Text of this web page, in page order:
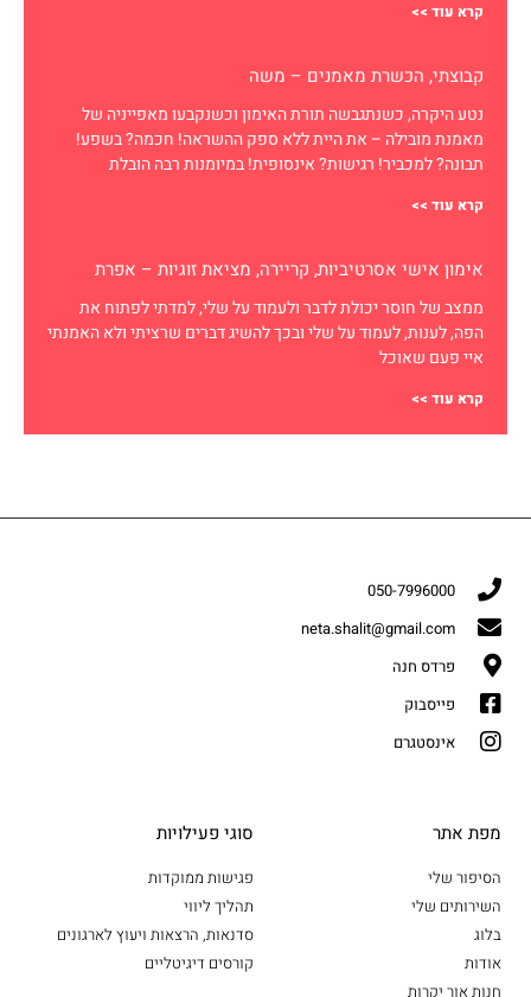
קרא עוד >>
קבוצתי, הכשרת מאמנים – משה
נטע היקרה, כשנתגבשה תורת האימון וכשנקבעו מאפייניה של
מאמנת מובילה – את היית ללא ספק ההשראה! חכמה? בשפע!
תבונה? למכביר! רגישות? אינסופית! במיומנות רבה הובלת
קרא עוד >>
אימון אישי אסרטיביות, קריירה, מציאת זוגיות – אפרת
ממצב של חוסר יכולת לדבר ולעמוד על שלי, למדתי לפתוח את
הפה, לענות, לעמוד על שלי ובכך להשיג דברים שרציתי ולא האמנתי
איי פעם שאוכל
קרא עוד >>
050-7996000
neta.shalit@gmail.com
פרדס חנה
פייסבוק
אינסטגרם
מפת אתר
הסיפור שלי
השירותים שלי
בלוג
אודות
חנות אור יקרות
סוגי פעילויות
פגישות ממוקדות
תהליך ליווי
סדנאות, הרצאות ויעוץ לארגונים
קורסים דיגיטליים